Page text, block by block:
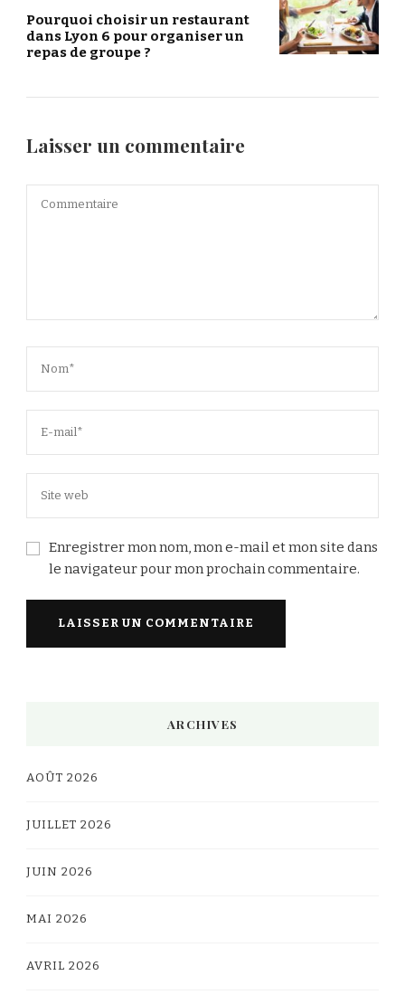
Pourquoi choisir un restaurant
dans Lyon 6 pour organiser un
repas de groupe ?
Laisser un commentaire
Enregistrer mon nom, mon e-mail et mon site dans
le navigateur pour mon prochain commentaire.
ARCHIVES
AOÛT 2026
JUILLET 2026
JUIN 2026
MAI 2026
AVRIL 2026